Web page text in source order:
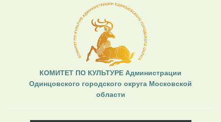
КОМИТЕТ ПО КУЛЬТУРЕ Администрации
Одинцовского городского округа Московской
области